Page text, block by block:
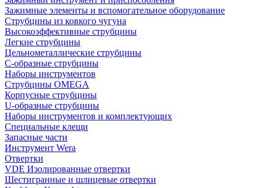
Зажимные элементы и вспомогательное оборудование
Струбцины из ковкого чугуна
Высокоэффективные струбцины
Легкие струбцины
Цельнометаллические струбцины
C-образные струбцины
Наборы инструментов
Струбцины OMEGA
Корпусные струбцины
U-образные струбцины
Наборы инструментов и комплектующих
Специальные клещи
Запасные части
Инструмент Wera
Отвертки
VDE Изолированные отвертки
Шестигранные и шлицевые отвертки